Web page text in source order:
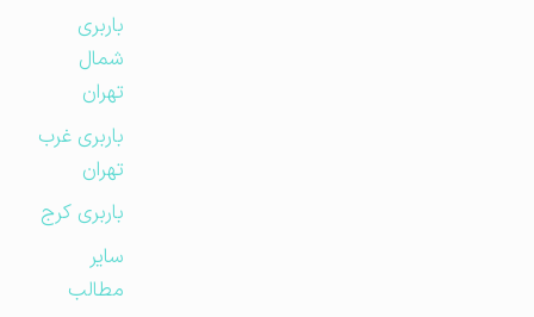
باربری
شمال
تهران
باربری غرب
تهران
باربری کرج
مطالب